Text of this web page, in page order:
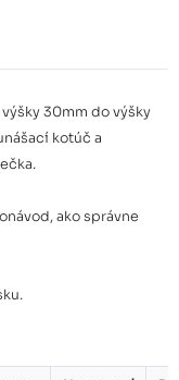
30mm do výšky
kotúč a
ako správne